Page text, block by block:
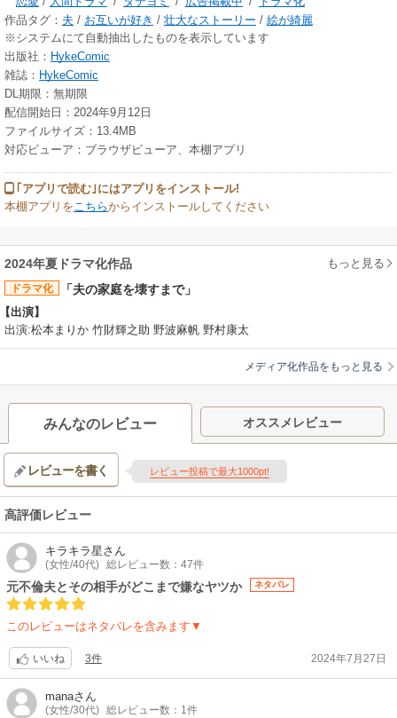
作品タグ： 夫 / お互いが好き / 壮大なストーリー / 絵が綺麗
※システムにて自動抽出したものを表示しています
出版社： HykeComic
雑誌： HykeComic
DL期限：無期限
配信開始日：2024年9月12日
ファイルサイズ：13.4MB
対応ビューア：ブラウザビューア、本棚アプリ
｢アプリで読む｣にはアプリをインストール!
本棚アプリをこちらからインストールしてください
2024年夏ドラマ化作品 もっと見る
ドラマ化 「夫の家庭を壊すまで」
出演】
出演:松本まりか 竹財輝之助 野波麻帆 野村康太
メディア化作品をもっと見る
みんなのレビュー オススメレビュー
レビューを書く レビュー投稿で最大1000pt!
高評価レビュー
キラキラ星さん
(女性/40代) 総レビュー数：47件
元不倫夫とその相手がどこまで嫌なヤツか ネタバレ
このレビューはネタバレを含みます▼
いいね 3件 2024年7月27日
manaさん
(女性/30代) 総レビュー数：1件